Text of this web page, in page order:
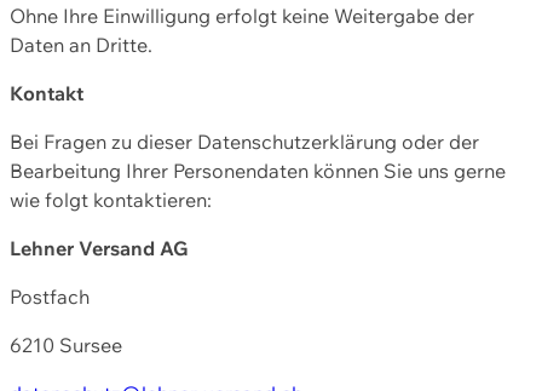
Ohne Ihre Einwilligung erfolgt keine Weitergabe der
Daten an Dritte.
Kontakt
Bei Fragen zu dieser Datenschutzerklärung oder der
Bearbeitung Ihrer Personendaten können Sie uns gerne
wie folgt kontaktieren:
Lehner Versand AG
Postfach
6210 Sursee